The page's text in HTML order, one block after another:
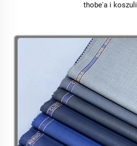
thobe'a i koszuli